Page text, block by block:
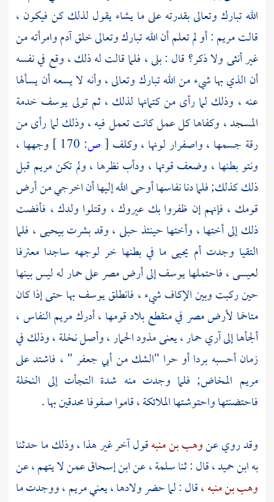
الله تبارك وتعالى بقدرته على ما يشاء يقول لذلك كن فيكون ،
قالتمريم: أو لم تعلم أن الله تبارك وتعالى خلقآدموامرأته من
غير أنثى ولا ذكر؟ قال : بلى ، فلما قالت له ذلك ، وقع في نفسه
أن الذي بها شيء من الله تبارك وتعالى ، وأنه لا يسعه أن يسألها
عنه ، وذلك لما رأى من كتمانها لذلك ، ثم تولىيوسف خدمة
المسجد ، وكفاها كل عمل كانت تعمل فيه ، وذلك لما رأى من
رقة جسمها ، واصفرار لونها ، وكلف [ص:
وجهها ،
ونتو بطنها ، وضعف قوتها ، ودأب نظرها ، ولم تكنمريم قبل
ذلك كذلك; فلما دنا نفاسها أوحى الله إليها أن اخرجي من أرض
قومك ، فإنهم إن ظفروا بك عيروك ، وقتلوا ولدك ، فأفضت
ذلك إلى أختها ، وأختها حينئذ حبلى ، وقد بشرتبيحيى ، فلما
التقيا وجدت أم يحيىما في بطنها خر لوجهه ساجدا معترفا
لعيسى ،فاحتملهايوسفإلى أرضمصرعلى حمار له ليس بينها
حين ركبت وبين الإكاف شيء ، فانطلقيوسفبها حتى إذا كان
متاخما لأرضمصرفي منقطع بلاد قومها ، أدرك مريم النفاس ،
ألجأها إلى آري حمار ، يعنى مذود الحمار ، وأصل نخلة ، وذلك في
زمان أحسبه بردا أو حرا "الشك منأبي جعفر" ، فاشتد على
مريم المخاض; فلما وجدت منه شدة التجأت إلى النخلة
فاحتضنتها واحتوشتها الملائكة ، قاموا صفوفا محدقين بها .
وقد روي عنوهب بن منبهقول آخر غير هذا ، وذلك ما حدثنا
بهابن حميد، قال : ثناسلمة ،عنابن إسحاقعمن لا يتهم ، عن
وهب بن منبه ،قال : لما حضر ولادها ، يعني مريم ، ووجدت ما